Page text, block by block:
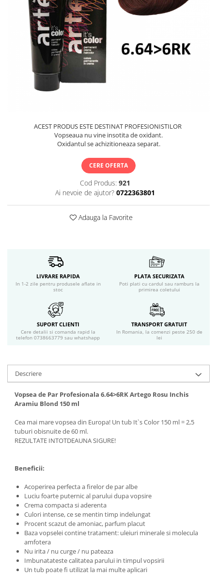
Ceara de par si gel
Accesorii par
Cosmetice profesionale
Sampon de par
Tratamente si masca de par
Vopsea de par si oxidant
Accesorii tuns si vopsit
Hair styling
Geluri de dus
Deodorante si antiperspirante
Produse pentru epilare
Creion si tus ochi
Ruj si creion buze
Produse stilizare sprancene
Aplicatoare si pensule machiaj
Accesorii machiaj
Igiena dentara
Pasta de dinti
Ata dentara
Adeziv dentar si ingrijire proteza
Tampoane si absorbante
Geluri si deodorante igiena intima
Oja si lac de unghii
Scutece adulti
Seturi cadou
ACEST PRODUS ESTE DESTINAT PROFESIONISTILOR
Vopseaua nu vine insotita de oxidant.
Oxidantul se achizitioneaza separat.
CERE OFERTA
Cod Produs: 921
Ai nevoie de ajutor? 0722363801
Adauga la Favorite
LIVRARE RAPIDA
In 1-2 zile pentru produsele aflate in
stoc
PLATA SECURIZATA
Poti plati cu cardul sau ramburs la
primirea coletului
SUPORT CLIENTI
Cere detalii si comanda rapid la
telefon 0738663779 sau whatshapp
TRANSPORT GRATUIT
In Romania, la comenzi peste 250 de
lei
Descriere
Vopsea de Par Profesionala 6.64>6RK Artego Rosu Inchis
Aramiu Blond 150 ml
Cea mai mare vopsea din Europa! Un tub It`s Color 150 ml = 2,5
tuburi obisnuite de 60 ml.
REZULTATE INTOTDEAUNA SIGURE!
Beneficii:
Acoperirea perfecta a firelor de par albe
Luciu foarte puternic al parului dupa vopsire
Crema compacta si aderenta
Culori intense, ce se mentin timp indelungat
Procent scazut de amoniac, parfum placut
Baza vopselei contine tratament: uleiuri minerale si molecula
amfotera
Nu irita / nu curge / nu pateaza
Imbunatateste calitatea parului in timpul vopsirii
Un tub poate fi utilizat la mai multe aplicari